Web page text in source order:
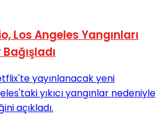
Los Angeles Yangınları